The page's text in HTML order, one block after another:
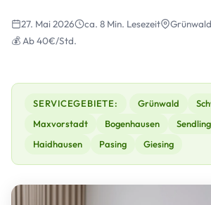
27. Mai 2026 ca. 8 Min. Lesezeit
💰 Ab 40€/Std.
SERVICEGEBIETE: Grünwald
Maxvorstadt
Bogenhausen Sendling
Haidhausen
Pasing Giesing